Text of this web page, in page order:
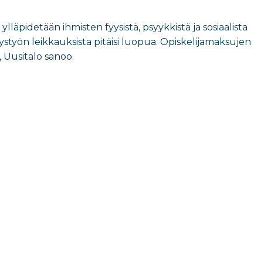
ihmisten fyysistä, psyykkistä ja sosiaalista
leikkauksista pitäisi luopua. Opiskelijamaksujen
sanoo.